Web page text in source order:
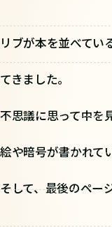
リブが本を並べてい
てきました。
不思議に思って中を
絵や暗号が書かれて
そして、最後のペー